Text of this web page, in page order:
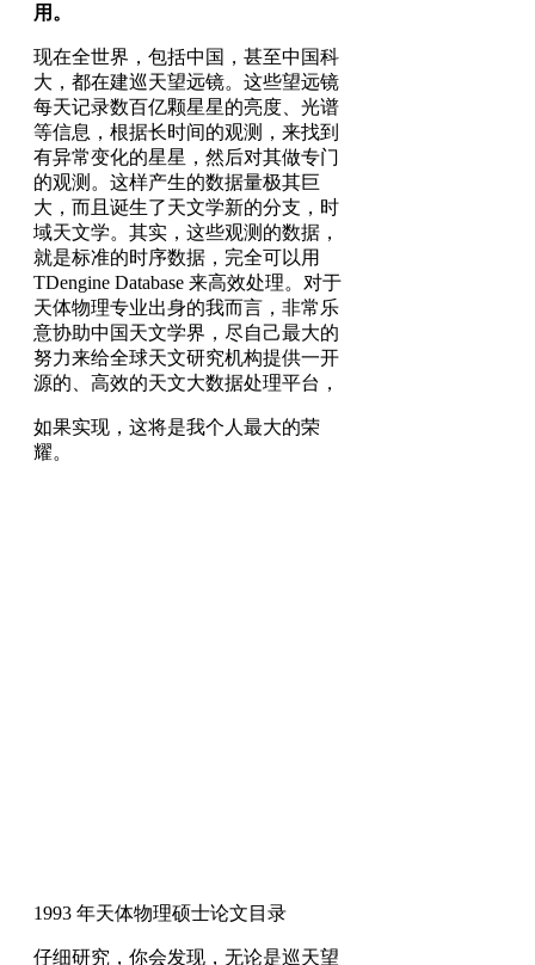
用。
现在全世界，包括中国，甚至中国科
大，都在建巡天望远镜。这些望远镜
每天记录数百亿颗星星的亮度、光谱
等信息，根据长时间的观测，来找到
有异常变化的星星，然后对其做专门
的观测。这样产生的数据量极其巨
大，而且诞生了天文学新的分支，时
域天文学。其实，这些观测的数据，
就是标准的时序数据，完全可以用
TDengine Database 来高效处理。对于
天体物理专业出身的我而言，非常乐
意协助中国天文学界，尽自己最大的
努力来给全球天文研究机构提供一开
源的、高效的天文大数据处理平台，
如果实现，这将是我个人最大的荣
耀。
1993 年天体物理硕士论文目录
仔细研究，你会发现，无论是巡天望